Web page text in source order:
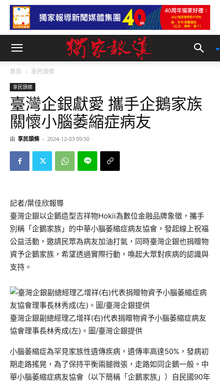
首頁 享民頭條
享民頭條
臺灣企銀獻愛 攜手企鵝家族
關懷小腦萎縮症病友
由 享民頭條 - 2024-12-03 09:50
記者/葉佳欣報導
臺灣企銀以企鵝造型吉祥物Hokii為數位金融品牌象徵，攜手
別稱「企鵝家族」的中華小腦萎縮症病友協會，發起線上祝福
公益活動，邀請民眾為病友加油打氣，同時臺灣企銀也捐贈物
資予企鵝家族，希望透過實際行動，喚起大眾對疾病的認識與
支持。
臺灣企銀副總經理乙增祥(右)代表捐贈物資予小腦萎縮症病友
協會理事長林秀成(左)。圖/臺灣企銀提供
小腦萎縮症為罕見家族性遺傳疾病，遺傳率高達50%，發病初
期走路搖晃，為了保持平衡兩腿微張，走路如同企鵝一般。中
華小腦萎縮症病友協會（以下簡稱「企鵝家族」）自民國90年